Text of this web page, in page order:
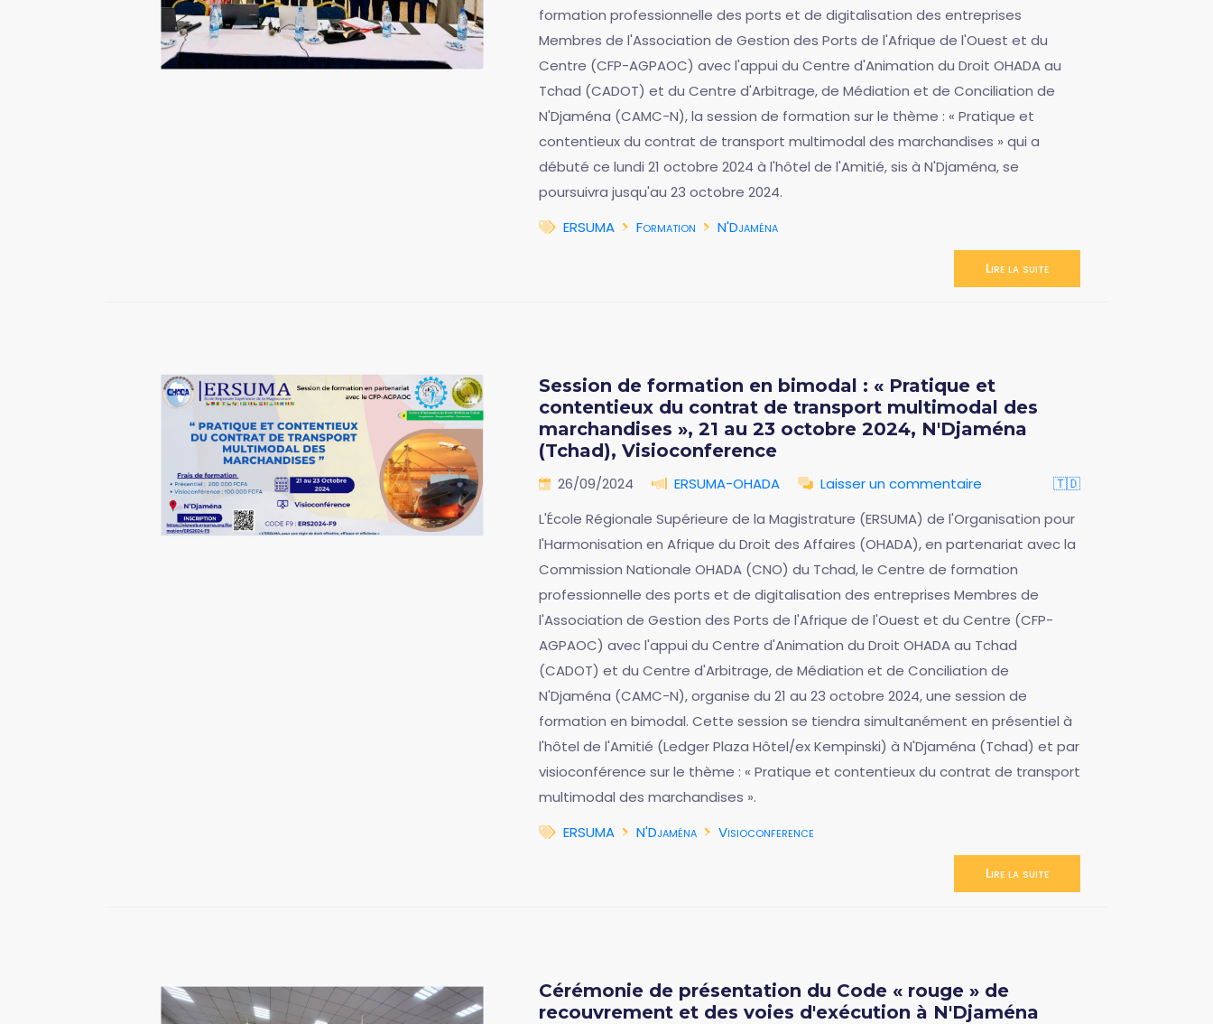
formation professionnelle des ports et de digitalisation des entreprises
Membres de l'Association de Gestion des Ports de l'Afrique de l'Ouest et du
Centre (CFP-AGPAOC) avec l'appui du Centre d'Animation du Droit OHADA au
Tchad (CADOT) et du Centre d'Arbitrage, de Médiation et de Conciliation de
N'Djaména (CAMC-N), la session de formation sur le thème : « Pratique et
contentieux du contrat de transport multimodal des marchandises » qui a
débuté ce lundi 21 octobre 2024 à l'hôtel de l'Amitié, sis à N'Djaména, se
poursuivra jusqu'au 23 octobre 2024.
ERSUMA
Formation N'Djaména
Lire la suite
Session de formation en bimodal : « Pratique et
contentieux du contrat de transport multimodal des
marchandises », 21 au 23 octobre 2024, N'Djaména
(Tchad), Visioconference
26/09/2024 ERSUMA-OHADA Laisser un commentaire
🇹🇩
L'École Régionale Supérieure de la Magistrature (ERSUMA) de l'Organisation pour
l'Harmonisation en Afrique du Droit des Affaires (OHADA), en partenariat avec la
Commission Nationale OHADA (CNO) du Tchad, le Centre de formation
professionnelle des ports et de digitalisation des entreprises Membres de
l'Association de Gestion des Ports de l'Afrique de l'Ouest et du Centre (CFP-
AGPAOC) avec l'appui du Centre d'Animation du Droit OHADA au Tchad
(CADOT) et du Centre d'Arbitrage, de Médiation et de Conciliation de
N'Djaména (CAMC-N), organise du 21 au 23 octobre 2024, une session de
formation en bimodal. Cette session se tiendra simultanément en présentiel à
l'hôtel de l'Amitié (Ledger Plaza Hôtel/ex Kempinski) à N'Djaména (Tchad) et par
visioconférence sur le thème : « Pratique et contentieux du contrat de transport
multimodal des marchandises ».
ERSUMA
N'Djaména Visioconference
Lire la suite
Cérémonie de présentation du Code « rouge » de
recouvrement et des voies d'exécution à N'Djaména